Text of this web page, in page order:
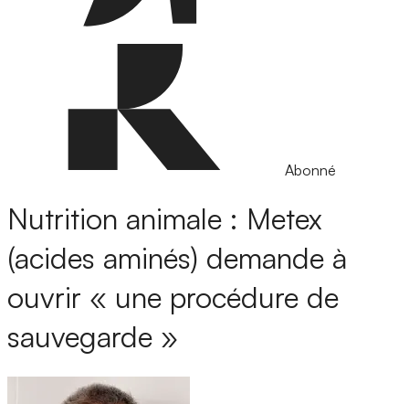
Abonné
Nutrition animale : Metex
(acides aminés) demande à
ouvrir « une procédure de
sauvegarde »